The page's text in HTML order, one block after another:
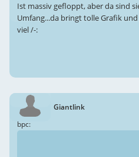
Ist massiv gefloppt, aber da sind
Umfang...da bringt tolle Grafik
viel /-:
Giantlink
bpc: